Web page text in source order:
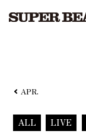
APR.
ALL LIVE